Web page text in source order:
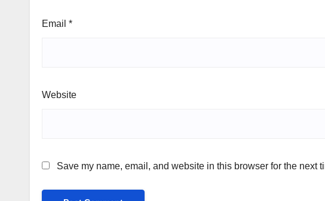
Email *
Website
Save my name, email, and website in this browser for the next